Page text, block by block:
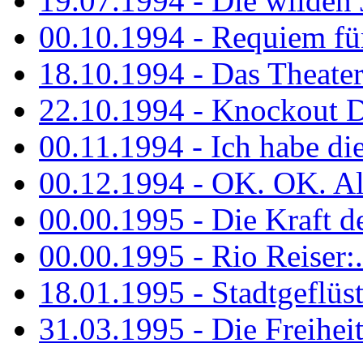
00.10.1994 - Requiem
18.10.1994 - Das
22.10.1994 - Knockout
00.11.1994 - Ich habe
00.12.1994 - OK. OK.
00.00.1995 - Die Kraft
00.00.1995 - Rio
18.01.1995 -
31.03.1995 - Die